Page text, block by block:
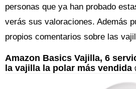
personas que ya han probado
verás sus valoraciones. Además
propios comentarios sobre las
Amazon Basics Vajilla, 6
la vajilla la polar más vendida